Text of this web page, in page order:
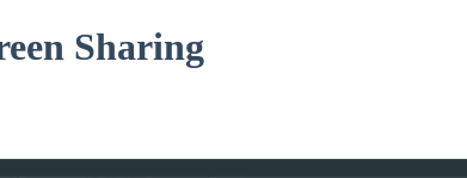
Sharing